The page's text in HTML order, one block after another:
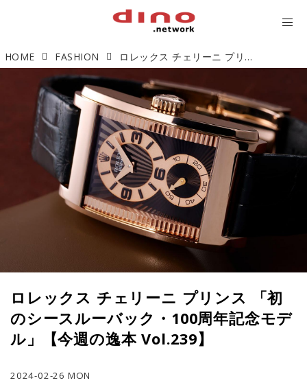
HOME FASHION ロレックス チェリーニ プリンス 「初のシースルーバック・100周年記念モデル」【今週の逸本 Vol.239】
ロレックス チェリーニ プリンス 「初
のシースルーバック・100周年記念モデ
ル」【今週の逸本 Vol.239】
2024-02-26 MON